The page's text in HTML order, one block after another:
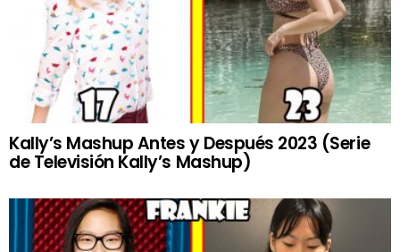
Kally’s Mashup Antes y Después 2023 (Serie
de Televisión Kally’s Mashup)